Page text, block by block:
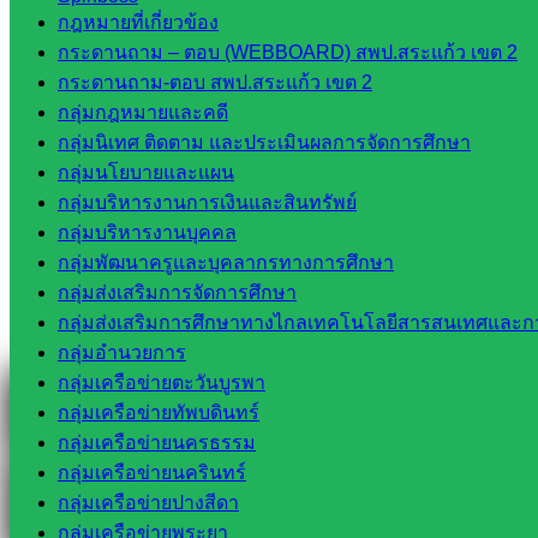
กฎหมายที่เกี่ยวข้อง
กระดานถาม – ตอบ (WEBBOARD) สพป.สระแก้ว เขต 2
กระดานถาม-ตอบ สพป.สระแก้ว เขต 2
กลุ่มกฎหมายและคดี
กลุ่มนิเทศ ติดตาม และประเมินผลการจัดการศึกษา
กลุ่มนโยบายและแผน
กลุ่มบริหารงานการเงินและสินทรัพย์
กลุ่มบริหารงานบุคคล
กลุ่มพัฒนาครูและบุคลากรทางการศึกษา
กลุ่มส่งเสริมการจัดการศึกษา
กลุ่มส่งเสริมการศึกษาทางไกลเทคโนโลยีสารสนเทศและ
กลุ่มอำนวยการ
กลุ่มเครือข่ายตะวันบูรพา
กลุ่มเครือข่ายทัพบดินทร์
กลุ่มเครือข่ายนครธรรม
กลุ่มเครือข่ายนครินทร์
กลุ่มเครือข่ายปางสีดา
กลุ่มเครือข่ายพระยา
Tel 037-232263:
Messenger
Facebook